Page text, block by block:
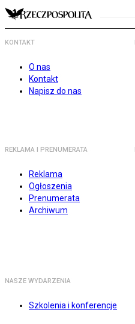
KONTAKT
O nas
Kontakt
Napisz do nas
REKLAMA I PRENUMERATA
Reklama
Ogłoszenia
Prenumerata
Archiwum
NASZE WYDARZENIA
Szkolenia i konferencje